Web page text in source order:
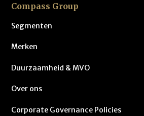
Compass Group
Segmenten
Merken
Duurzaamheid & MVO
Over ons
Corporate Governance Policies